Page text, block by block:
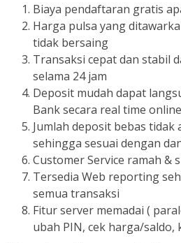
Biaya pendaftaran gratis
Harga pulsa yang
tidak bersaing
Transaksi cepat dan stabil
selama 24 jam
Deposit mudah dapat
Bank secara real time online
Jumlah deposit bebas tidak
sehingga sesuai dengan
Customer Service ramah &
Tersedia Web reporting
semua transaksi
Fitur server memadai (
ubah PIN, cek harga/saldo,